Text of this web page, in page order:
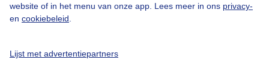
website of in het menu van onze app. Lees meer in ons privacy-
en cookiebeleid
Lijst met advertentiepartners
Buienradar Team
Cookie beleid